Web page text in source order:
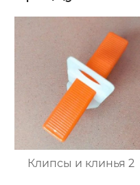
Клипсы и клинья 2